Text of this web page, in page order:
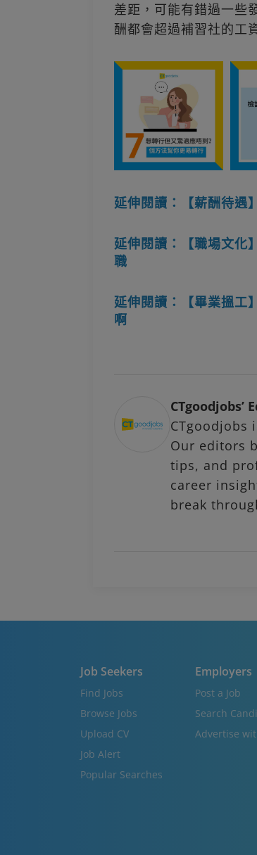
差距，可能有錯過一些
酬都會超過補習社的工
延伸閱讀：【薪酬待遇
延伸閱讀：【職場文化
職
延伸閱讀：【畢業搵工
啊
CTgoodjobs’
CTgoodjobs
Our editors
tips, and
career
break
Job Seekers
Find Jobs
Browse Jobs
Upload CV
Job Alert
Popular Searches
Employers
Post a Job
Search
Advertise